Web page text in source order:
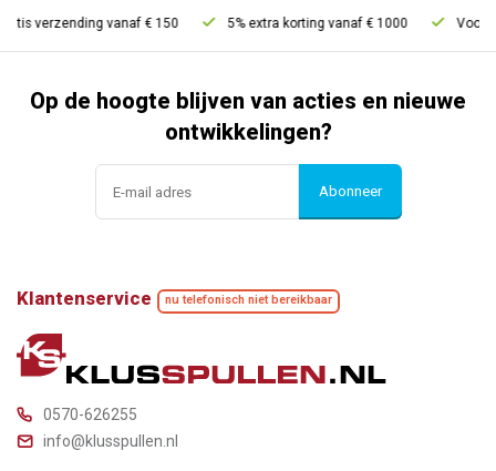
verzending vanaf € 150 5% extra korting vanaf € 1000 Voor
Op de hoogte blijven van acties en nieuwe
ontwikkelingen?
Abonneer
Klantenservice nu telefonisch niet bereikbaar
0570-626255
info@klusspullen.nl